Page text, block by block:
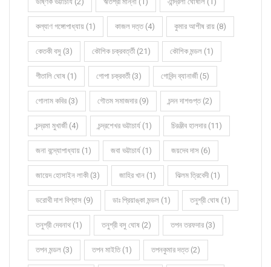
কল্যাণ গঙ্গোপাধ্যায় (1) কাজল দত্ত (4) কুমার আশীষ রায় (8)
কেতকী বসু (3) কৌশিক চক্রবর্ত্তী (21) কৌশিক মন্ডল (1)
গীতালি ঘোষ (1) গোপা চক্রবর্তী (3) গোবিন্দ ব্যানার্জী (5)
গোলাম কবির (3) গৌতম সমাজদার (9) চন্দন দাশগুপ্ত (2)
চন্দ্রমা মুখার্জী (4) চন্দ্রশেখর ভট্টাচার্য (1) চিরঞ্জীব হালদার (11)
জনা বন্দ্যোপাধ্যায় (1) জবা ভট্টাচার্য (1) জয়দেব দাস (6)
জায়েদ হোসাইন লাকী (3) জাহির খান (1) ঝিলম ত্রিবেদী (1)
ডরোথী দাশ বিশ্বাস (9) ডাঃ প্রিয়াঙ্কা মন্ডল (1) তনুশ্রী ঘোষ (1)
তনুশ্রী দেবনাথ (1) তনুশ্রী বসু ঘোষ (2) তপন তরফদার (3)
তপন মন্ডল (3) তপন মাইতি (1) তপনকুমার দত্ত (2)